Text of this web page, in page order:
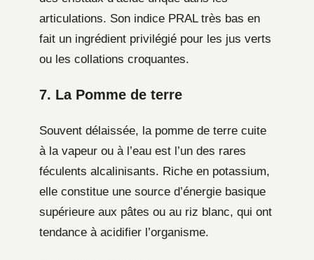
articulations. Son indice PRAL très bas en
fait un ingrédient privilégié pour les jus verts
ou les collations croquantes.
7. La Pomme de terre
Souvent délaissée, la pomme de terre cuite
à la vapeur ou à l’eau est l’un des rares
féculents alcalinisants. Riche en potassium,
elle constitue une source d’énergie basique
supérieure aux pâtes ou au riz blanc, qui ont
tendance à acidifier l’organisme.